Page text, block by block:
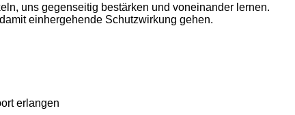
uns gegenseitig bestärken und voneinander lernen.
einhergehende Schutzwirkung gehen.
erlangen